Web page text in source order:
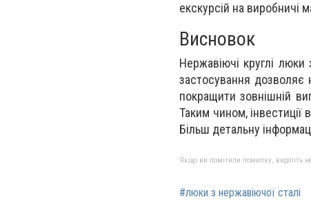
екскурсій на виробничі
Висновок
Нержавіючі круглі люки
застосування дозволяє
покращити зовнішній
Таким чином, інвестиції
Більш детальну
Якщо ви помітили помилку, виділіть
#люки з нержавіючої сталі